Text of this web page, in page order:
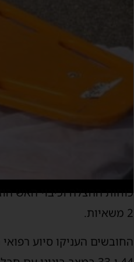
כוחות ההצלה וכיבוי האש
2 משאיות.